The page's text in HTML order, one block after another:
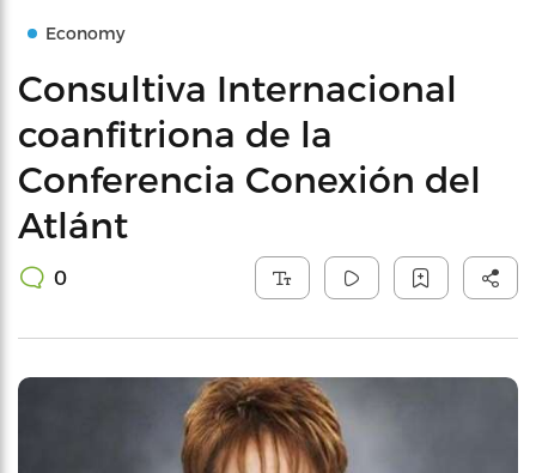
Economy
Consultiva Internacional
coanfitriona de la
Conferencia Conexión del
Atlánt
0